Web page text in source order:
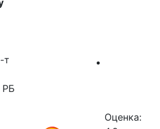
т
РБ
Оценка: